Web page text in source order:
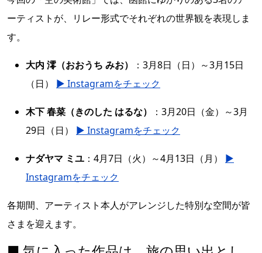
ーティストが、リレー形式でそれぞれの世界観を表現しま
す。
大内 澪（おおうち みお）
：3月8日（日）～3月15日
（日） ▶ Instagramをチェック
木下 春菜（きのした はるな）
：3月20日（金）～3月
29日（日） ▶ Instagramをチェック
ナダヤマ ミユ ：4月7日（火）～4月13日（月） ▶
Instagramをチェック
各期間、アーティスト本人がアレンジした特別な空間が皆
さまを迎えます。